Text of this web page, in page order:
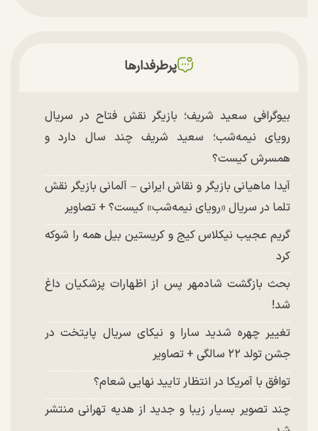
پرطرفدارها
بیوگرافی سعید شریف؛ بازیگر نقش فتاح در سریال
رویای نیمه‌شب؛ سعید شریف چند سال دارد و
همسرش کیست؟
آیدا ماهیانی بازیگر و نقاش ایرانی – آلمانی بازیگر نقش
تلما در سریال «رویای نیمه‌شب» کیست؟ + تصاویر
گریم عجیب نیکلاس کیج و کریستین بیل همه را شوکه
کرد
بحث بازگشت شادمهر پس از اظهارات پزشکیان داغ
شد!
تغییر چهره شدید سارا و نیکای سریال پایتخت در
جشن تولد ۲۲ سالگی + تصاویر
توافق با آمریکا در انتظار تایید نهایی شعام؟
چند تصویر بسیار زیبا و جدید از هدیه تهرانی منتشر